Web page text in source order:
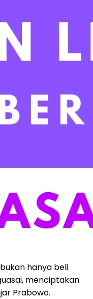
hanya beli
menciptakan
Prabowo.